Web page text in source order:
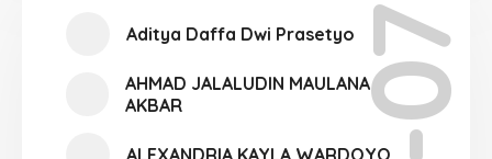
Aditya Daffa Dwi Prasetyo
AHMAD JALALUDIN MAULANA
AKBAR
ALEXANDRIA KAYLA WARDOYO